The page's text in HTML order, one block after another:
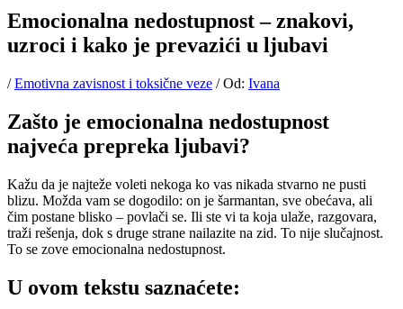
Emocionalna nedostupnost – znakovi,
uzroci i kako je prevazići u ljubavi
/Emotivna zavisnost i toksične veze / Od: Ivana
Zašto je emocionalna nedostupnost
najveća prepreka ljubavi?
Kažu da je najteže voleti nekoga ko vas nikada stvarno ne pusti
blizu. Možda vam se dogodilo: on je šarmantan, sve obećava, ali
čim postane blisko – povlači se. Ili ste vi ta koja ulaže, razgovara,
traži rešenja, dok s druge strane nailazite na zid. To nije slučajnost.
To se zove emocionalna nedostupnost.
U ovom tekstu saznaćete: